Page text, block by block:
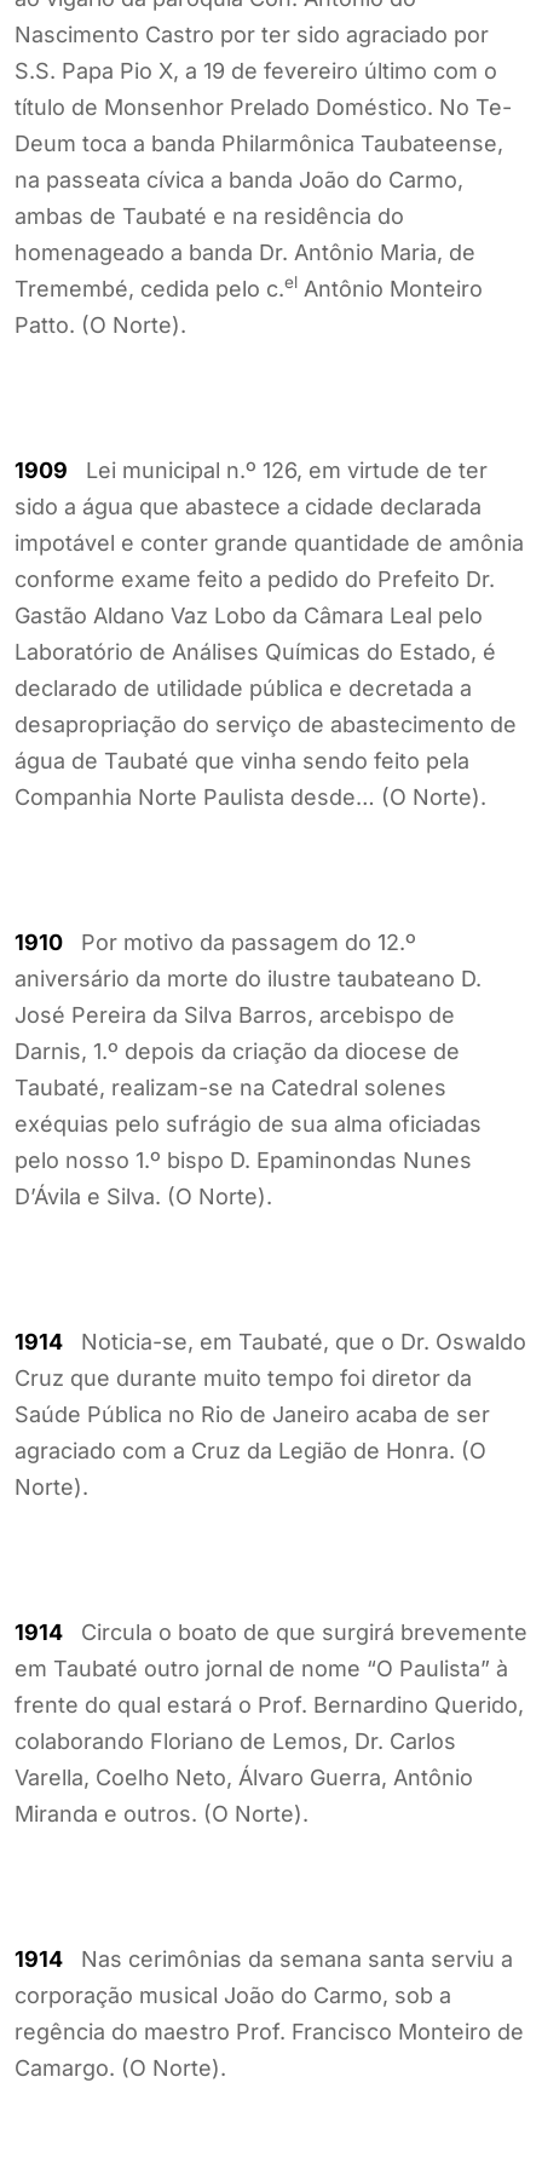
Nascimento Castro por ter sido agraciado por
S.S. Papa Pio X, a 19 de fevereiro último com o
título de Monsenhor Prelado Doméstico. No Te-
Deum toca a banda Philarmônica Taubateense,
na passeata cívica a banda João do Carmo,
ambas de Taubaté e na residência do
homenageado a banda Dr. Antônio Maria, de
Tremembé, cedida pelo c.el Antônio Monteiro
Patto. (O Norte).
1909 Lei municipal n.º 126, em virtude de ter
sido a água que abastece a cidade declarada
impotável e conter grande quantidade de amônia
conforme exame feito a pedido do Prefeito Dr.
Gastão Aldano Vaz Lobo da Câmara Leal pelo
Laboratório de Análises Químicas do Estado, é
declarado de utilidade pública e decretada a
desapropriação do serviço de abastecimento de
água de Taubaté que vinha sendo feito pela
Companhia Norte Paulista desde… (O Norte).
1910 Por motivo da passagem do 12.º
aniversário da morte do ilustre taubateano D.
José Pereira da Silva Barros, arcebispo de
Darnis, 1.º depois da criação da diocese de
Taubaté, realizam-se na Catedral solenes
exéquias pelo sufrágio de sua alma oficiadas
pelo nosso 1.º bispo D. Epaminondas Nunes
D’Ávila e Silva. (O Norte).
1914 Noticia-se, em Taubaté, que o Dr. Oswaldo
Cruz que durante muito tempo foi diretor da
Saúde Pública no Rio de Janeiro acaba de ser
agraciado com a Cruz da Legião de Honra. (O
Norte).
1914 Circula o boato de que surgirá brevemente
em Taubaté outro jornal de nome “O Paulista” à
frente do qual estará o Prof. Bernardino Querido,
colaborando Floriano de Lemos, Dr. Carlos
Varella, Coelho Neto, Álvaro Guerra, Antônio
Miranda e outros. (O Norte).
1914 Nas cerimônias da semana santa serviu a
corporação musical João do Carmo, sob a
regência do maestro Prof. Francisco Monteiro de
Camargo. (O Norte).